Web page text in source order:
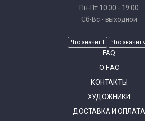
Пн-Пт 10:00 - 19:00
Сб-Вс - выходной
Что значит Что значит
FAQ
О НАС
КОНТАКТЫ
ХУДОЖНИКИ
ДОСТАВКА И ОПЛАТА